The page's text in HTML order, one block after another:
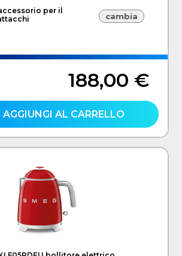
per il
cambia
188,00 €
AGGIUNGI AL CARRELLO